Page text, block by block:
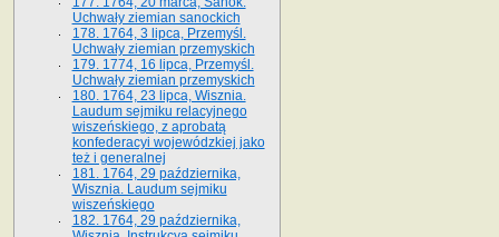
Uchwały ziemian sanockich
178. 1764, 3 lipca, Przemyśl.
Uchwały ziemian przemyskich
179. 1774, 16 lipca, Przemyśl.
Uchwały ziemian przemyskich
180. 1764, 23 lipca, Wisznia.
Laudum sejmiku relacyjnego
wiszeńskiego, z aprobatą
konfederacyi wojewódzkiej jako
też i generalnej
181. 1764, 29 października,
Wisznia. Laudum sejmiku
wiszeńskiego
182. 1764, 29 października,